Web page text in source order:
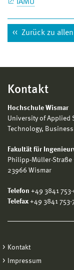
IAMU
Zurück zu
Kontakt
Hochschule Wismar
University of Applied
Technology,
Fakultät für
Philipp-Müller-Straße
23966 Wismar
Telefon +49 3841
Telefax +49 3841 753-
Kontakt
Impressum